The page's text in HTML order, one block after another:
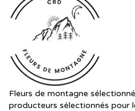
Fleurs de montagne
producteurs sélectionnés pour